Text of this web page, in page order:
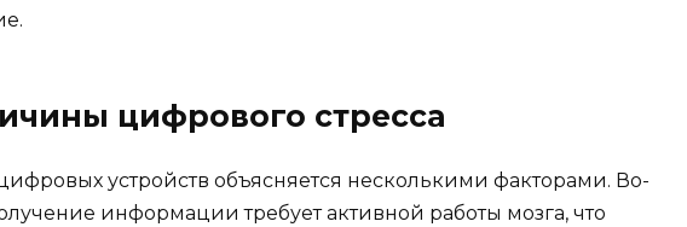
цифрового стресса
устройств объясняется несколькими факторами. Во-
информации требует активной работы мозга, что